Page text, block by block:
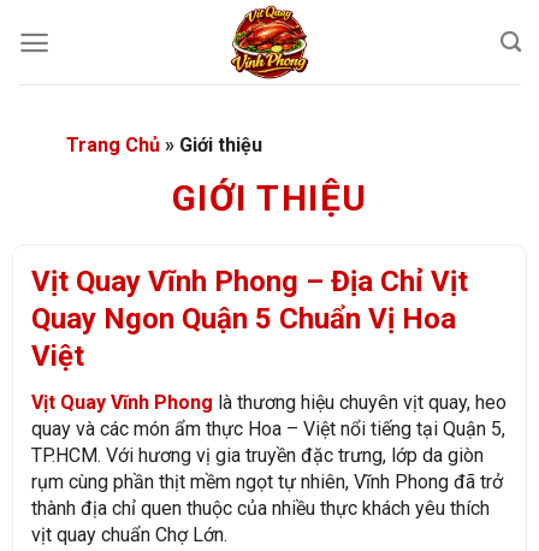
qua
Trang Chủ» Giới thiệu
GIỚI THIỆU
Vịt Quay Vĩnh Phong – Địa Chỉ Vịt
Quay Ngon Quận 5 Chuẩn Vị Hoa
Việt
Vịt Quay Vĩnh Phong là thương hiệu chuyên vịt quay, heo
quay và các món ẩm thực Hoa – Việt nổi tiếng tại Quận 5,
TP.HCM. Với hương vị gia truyền đặc trưng, lớp da giòn
rụm cùng phần thịt mềm ngọt tự nhiên, Vĩnh Phong đã trở
thành địa chỉ quen thuộc của nhiều thực khách yêu thích
vịt quay chuẩn Chợ Lớn.